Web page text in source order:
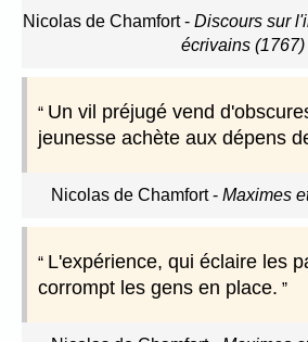
Nicolas de Chamfort- Discours sur
écrivains (1767)
Un vil préjugé vend
jeunesse achète aux dépens
Nicolas de Chamfort- Maximes
L'expérience, qui éclaire les
corrompt les gens en place.